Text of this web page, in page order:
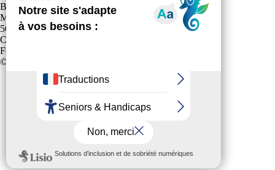
BODENMOR
MAIRIE PLACE JOSEPH LE CLANCHE
56400 LE BONO
Club affilié à la
Fédération Française Sports pour Tous
© 2024 Tous Droits Réservés
Politique de confidentialité